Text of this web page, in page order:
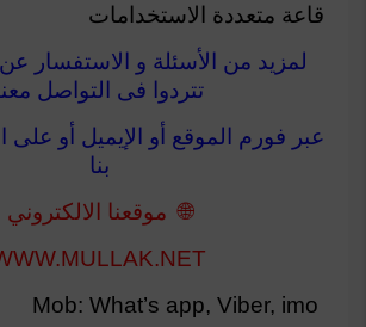
‏قاعة متعددة الاستخدامات
لمزيد من الأسئلة و الاستفسار
تتردوا فى التواصل
عبر فورم الموقع أو الإيميل أو على
بنا
🌐 موقعنا الالكتروني